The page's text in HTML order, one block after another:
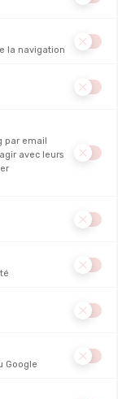
dans le manchon
pour conserver vos